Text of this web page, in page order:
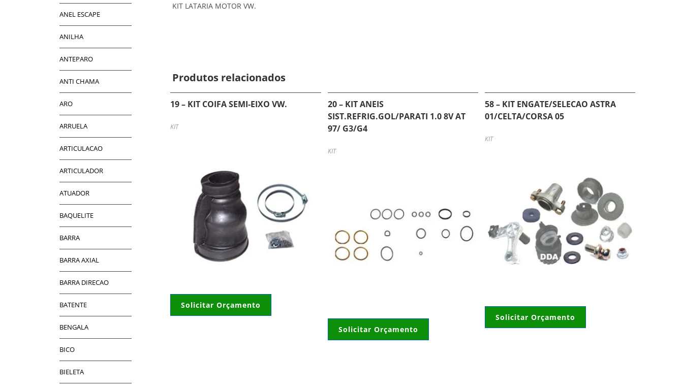
KIT LATARIA MOTOR VW.
Produtos relacionados
19 – KIT COIFA SEMI-EIXO VW.
KIT
Solicitar Orçamento
20 – KIT ANEIS
SIST.REFRIG.GOL/PARATI 1.0 8V AT
97/ G3/G4
KIT
Solicitar Orçamento
58 – KIT ENGATE/SELECAO ASTRA
01/CELTA/CORSA 05
KIT
Solicitar Orçamento
ANEL ESCAPE
ANILHA
ANTEPARO
ANTI CHAMA
ARO
ARRUELA
ARTICULACAO
ARTICULADOR
ATUADOR
BAQUELITE
BARRA
BARRA AXIAL
BARRA DIRECAO
BATENTE
BENGALA
BICO
BIELETA